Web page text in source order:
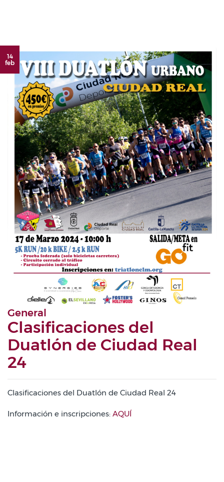
14
feb
General
Clasificaciones del
Duatlón de Ciudad Real
24
Clasificaciones del Duatlón de Ciudad Real 24
Información e inscripciones: AQUÍ